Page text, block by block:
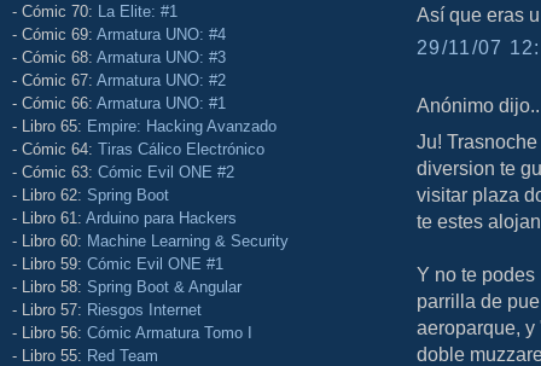
- Cómic 70: La Elite: #1
- Cómic 69: Armatura UNO: #4
- Cómic 68: Armatura UNO: #3
- Cómic 67: Armatura UNO: #2
- Cómic 66: Armatura UNO: #1
- Libro 65: Empire: Hacking Avanzado
- Cómic 64: Tiras Cálico Electrónico
- Cómic 63: Cómic Evil ONE #2
- Libro 62: Spring Boot
- Libro 61: Arduino para Hackers
- Libro 60: Machine Learning & Security
- Libro 59: Cómic Evil ONE #1
- Libro 58: Spring Boot & Angular
- Libro 57: Riesgos Internet
- Libro 56: Cómic Armatura Tomo I
- Libro 55: Red Team
Así que eras
29/11/07
Anónimo
Ju!
diversion te
visitar plaza
te estes
Y no te
parrilla de
aeroparque,
doble